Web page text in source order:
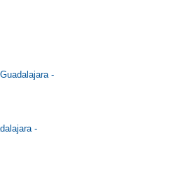
Guadalajara -
-